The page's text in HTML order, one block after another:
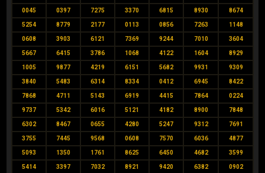
0045 0397 7275 3370 6815 8930 8674
5254 8779 2177 0113 0856 7263 1148
0608 3903 6121 7369 9244 7010 3604
5667 6415 3786 1068 4122 1604 8929
1005 9877 4219 6151 5682 9931 9309
3840 5483 6314 8334 0412 6945 8422
7868 4711 5143 6919 4415 7864 0224
9737 5342 6016 5121 4182 8900 7848
6302 8467 0655 4280 5247 9312 7691
3755 7445 9568 0608 7570 6036 4877
5093 1350 1761 8625 6450 4682 3599
5414 3397 7032 8921 9420 6382 0902